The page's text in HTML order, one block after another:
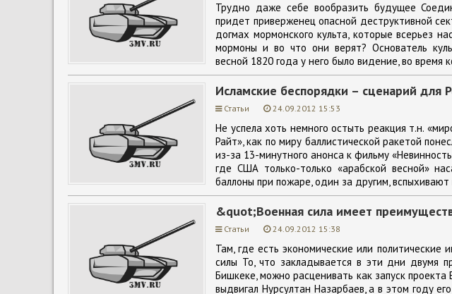
Трудно даже себе вообразить будущее
придет приверженец опасной деструктивной
догмах мормонского культа, которые всерьез
мормоны и во что они верят? Основатель
весной 1820 года у него было видение, во время
Исламские беспорядки – сценарий для
Статьи 24.09.2012 15:53
Не успела хоть немного остыть реакция т.н.
Райт», как по миру баллистической ракетой
из-за 13-минутного анонса к фильму
где США только-только «арабской весной»
баллоны при пожаре, один за другим,
&quot;Военная сила имеет
Статьи 24.09.2012 15:38
Там, где есть экономические или политические
силы То, что закладывается в эти дни двумя
Бишкеке, можно расценивать как запуск проекта
выдвигал Нурсултан Назарбаев, а в этом году